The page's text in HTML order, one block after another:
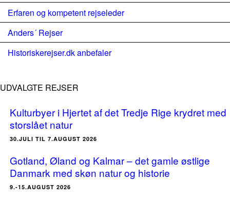
Erfaren og kompetent rejseleder
Anders´ Rejser
Historiskerejser.dk anbefaler
UDVALGTE REJSER
Kulturbyer i Hjertet af det Tredje Rige krydret med
storslået natur
30.JULI TIL 7.AUGUST 2026
Gotland, Øland og Kalmar – det gamle østlige
Danmark med skøn natur og historie
9.-15.AUGUST 2026